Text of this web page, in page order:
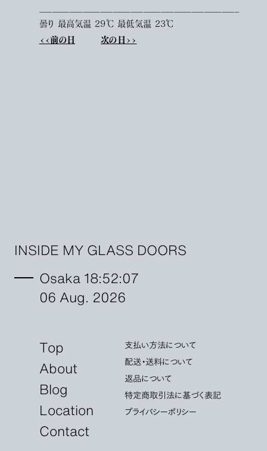
曇り 最高気温 29℃ 最低気温 23℃
<<前の日 次の日>>
INSIDE MY GLASS DOORS
Osaka 18:52:07
06 Aug. 2026
Top
About
Blog
Location
Contact
支払い方法について
配送・送料について
返品について
特定商取引法に基づく表記
プライバシーポリシー